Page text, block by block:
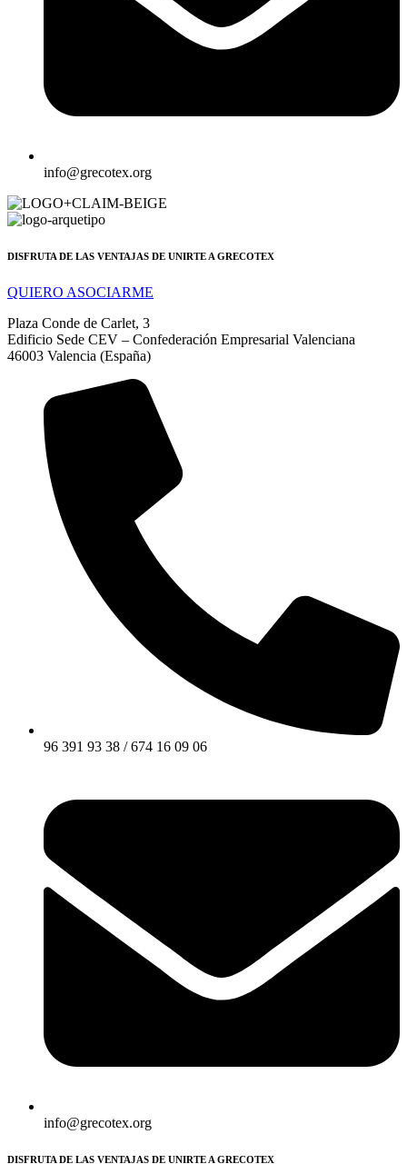
info@grecotex.org
DISFRUTA DE LAS VENTAJAS DE UNIRTE A GRECOTEX
QUIERO ASOCIARME
Plaza Conde de Carlet, 3
Edificio Sede CEV – Confederación Empresarial Valenciana
46003 Valencia (España)
96 391 93 38 / 674 16 09 06
info@grecotex.org
DISFRUTA DE LAS VENTAJAS DE UNIRTE A GRECOTEX